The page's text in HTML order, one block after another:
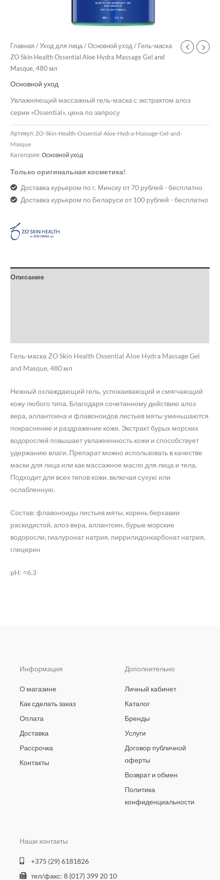
Главная /Уход для лица /Основной уход / Гель-маска
ZO Skin Health Ossential Aloe Hydra Massage Gel and
Masque, 480 мл
Основной уход
Увлажняющий массажный гель-маска с экстрактом алоэ
серии «Ossential», цена по запросу
Артикул:ZO-Skin-Health-Ossential-Aloe-Hydra-Massage-Gel-and-
Masque
Категория:Основной уход
Только оригинальная косметика!
Доставка курьером по г. Минску от 70 рублей - бесплатно
Доставка курьером по Беларуси от 100 рублей - бесплатно
Описание
Гель-маска ZO Skin Health Ossential Aloe Hydra Massage Gel
and Masque, 480 мл
Нежный охлаждающий гель, успокаивающий и смягчающий
кожу любого типа. Благодаря сочетанному действию алоэ
вера, аллантоина и флавоноидов листьев мяты уменьшаются
покраснение и раздражение кожи. Экстракт бурых морских
водорослей повышает увлажненность кожи и способствует
удержанию влаги. Препарат можно использовать в качестве
маски для лица или как массажное масло для лица и тела.
Подходит для всех типов кожи, включая сухую или
ослабленную.
Состав: флавоноиды листьев мяты, корень берхавии
раскидистой, алоэ вера, аллантоин, бурые морские
водоросли, гиалуронат натрия, пиррилидонкарбонат натрия,
глицерин
pH: ≈6.3
Информация
О магазине
Как сделать заказ
Оплата
Доставка
Рассрочка
Контакты
Дополнительно
Личный кабинет
Каталог
Бренды
Услуги
Договор публичной
оферты
Возврат и обмен
Политика
конфиденциальности
Наши контакты
+375 (29) 6181826
тел/факс: 8 (017) 399 20 10